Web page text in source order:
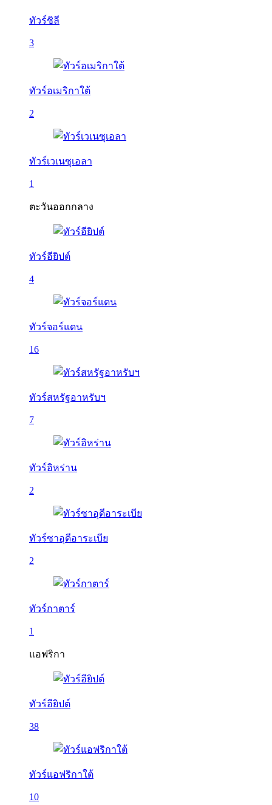
ทัวร์ชิลี
3
ทัวร์อเมริกาใต้
2
ทัวร์เวเนซุเอลา
1
ตะวันออกกลาง
ทัวร์อียิปต์
4
ทัวร์จอร์แดน
16
ทัวร์สหรัฐอาหรับฯ
7
ทัวร์อิหร่าน
2
ทัวร์ซาอุดีอาระเบีย
2
ทัวร์กาตาร์
1
แอฟริกา
ทัวร์อียิปต์
38
ทัวร์แอฟริกาใต้
10